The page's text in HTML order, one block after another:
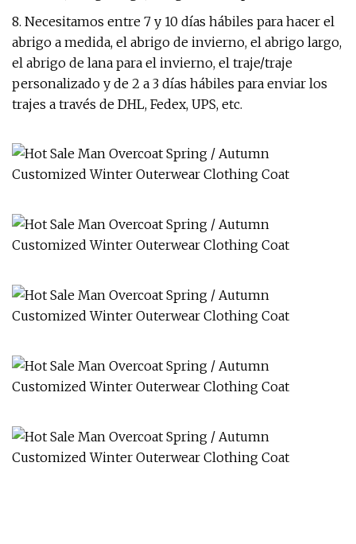
8. Necesitamos entre 7 y 10 días hábiles para hacer el
abrigo a medida, el abrigo de invierno, el abrigo largo,
el abrigo de lana para el invierno, el traje/traje
personalizado y de 2 a 3 días hábiles para enviar los
trajes a través de DHL, Fedex, UPS, etc.